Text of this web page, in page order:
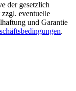
der gesetzlich
eventuelle
und Garantie
.